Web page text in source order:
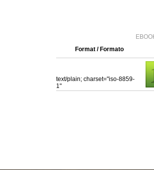
Format / Formato
text/plain; charset="iso-8859-
1"